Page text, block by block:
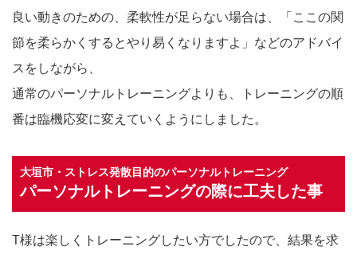
良い動きのための、柔軟性が足らない場合は、「ここの関
節を柔らかくするとやり易くなりますよ」などのアドバイ
スをしながら、
通常のパーソナルトレーニングよりも、トレーニングの順
番は臨機応変に変えていくようにしました。
大垣市・ストレス発散目的のパーソナルトレーニング
パーソナルトレーニングの際に工夫した事
T様は楽しくトレーニングしたい方でしたので、結果を求